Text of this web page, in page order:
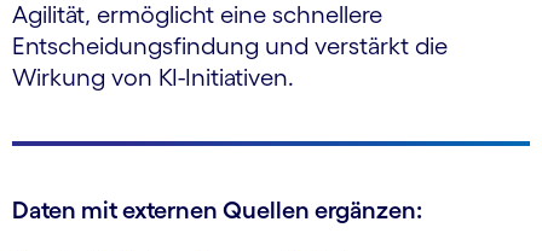
Agilität, ermöglicht eine schnellere
Entscheidungsfindung und verstärkt die
Wirkung von KI-Initiativen.
Daten mit externen Quellen ergänzen: